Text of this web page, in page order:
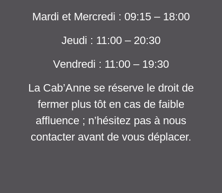
Mardi et Mercredi : 09:15 – 18:00
Jeudi : 11:00 – 20:30
Vendredi : 11:00 – 19:30
La Cab’Anne se réserve le droit de
fermer plus tôt en cas de faible
affluence ; n’hésitez pas à nous
contacter avant de vous déplacer.